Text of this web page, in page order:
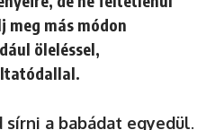
meg más módon
öleléssel,
sírni a babádat egyedül.